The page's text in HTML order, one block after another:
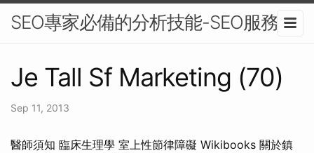
SEO專家必備的分析技能-SEO服務
Je Tall Sf Marketing (70)
Sep 11, 2013
醫師須知 臨床生理學 室上性節律障礙 Wikibooks 關於鎮